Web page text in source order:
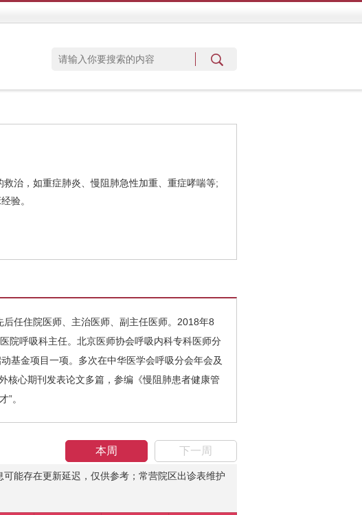
治，如重症肺炎、慢阻肺急性加重、重症哮喘等;
验。
任住院医师、主治医师、副主任医师。2018年8
院呼吸科主任。北京医师协会呼吸内科专科医师分
基金项目一项。多次在中华医学会呼吸分会年会及
核心期刊发表论文多篇，参编《慢阻肺患者健康管
”。
本周 下一周
可能存在更新延迟，仅供参考；常营院区出诊表维护